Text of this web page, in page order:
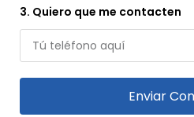
3. Quiero que me contacten
Enviar